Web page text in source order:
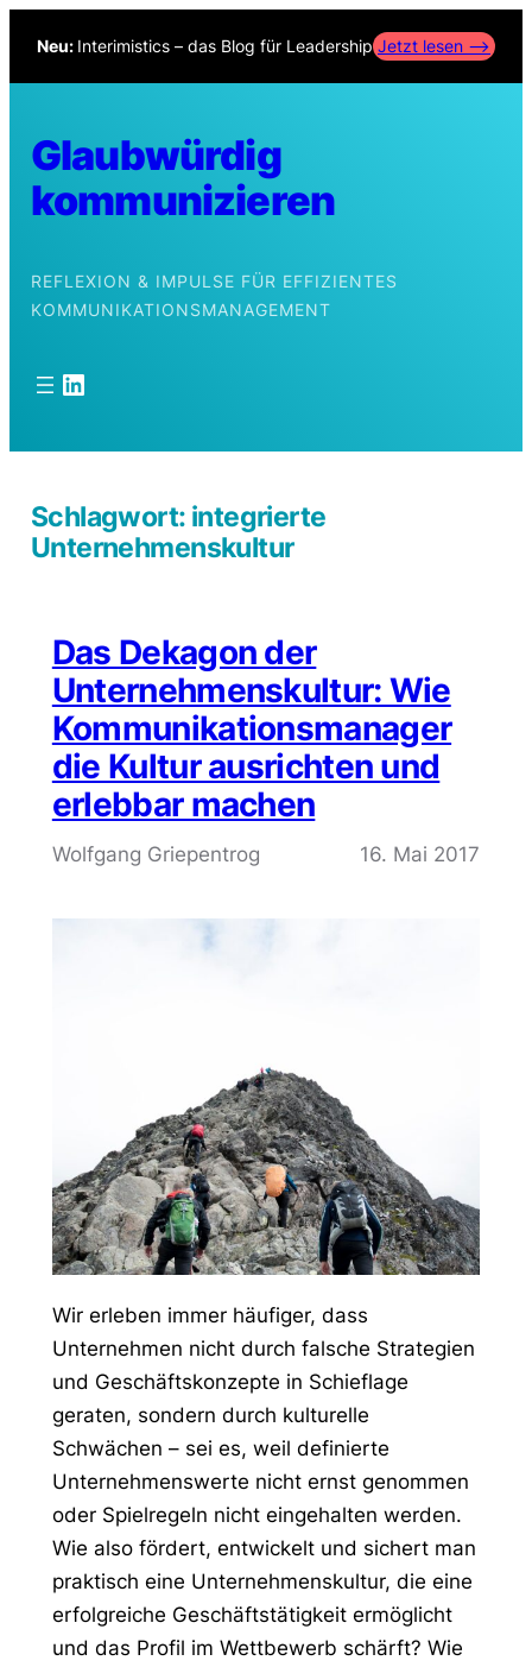
Inhalt
Neu: Interimistics – das Blog für Leadership Jetzt lesen –>
Glaubwürdig
kommunizieren
REFLEXION & IMPULSE FÜR EFFIZIENTES
KOMMUNIKATIONSMANAGEMENT
LinkedIn
Schlagwort: integrierte
Unternehmenskultur
Das Dekagon der
Unternehmenskultur: Wie
Kommunikationsmanager
die Kultur ausrichten und
erlebbar machen
Wolfgang Griepentrog 16. Mai 2017
Wir erleben immer häufiger, dass
Unternehmen nicht durch falsche Strategien
und Geschäftskonzepte in Schieflage
geraten, sondern durch kulturelle
Schwächen – sei es, weil definierte
Unternehmenswerte nicht ernst genommen
oder Spielregeln nicht eingehalten werden.
Wie also fördert, entwickelt und sichert man
praktisch eine Unternehmenskultur, die eine
erfolgreiche Geschäftstätigkeit ermöglicht
und das Profil im Wettbewerb schärft? Wie